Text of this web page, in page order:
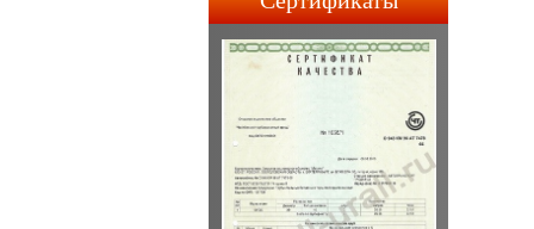
строительства АПЛ 4-го и
5-го поколений.